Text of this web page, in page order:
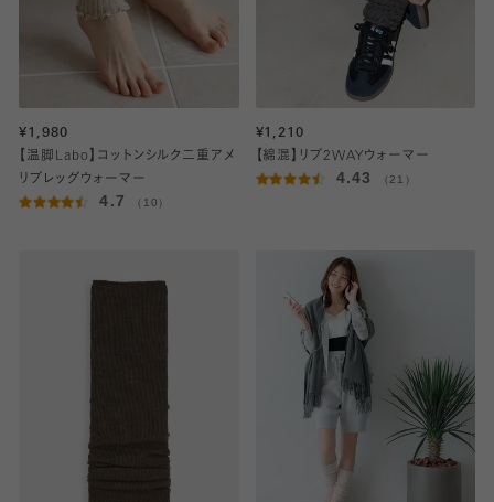
¥1,980
【温脚Labo】コットンシルク二重アメ
リブレッグウォーマー
4.7 （10）
¥1,210
【綿混】リブ2WAYウォーマー
4.43 （21）